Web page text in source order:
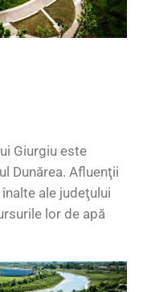
Giurgiu este
Dunărea. Afluenţii
ale judeţului
lor de apă